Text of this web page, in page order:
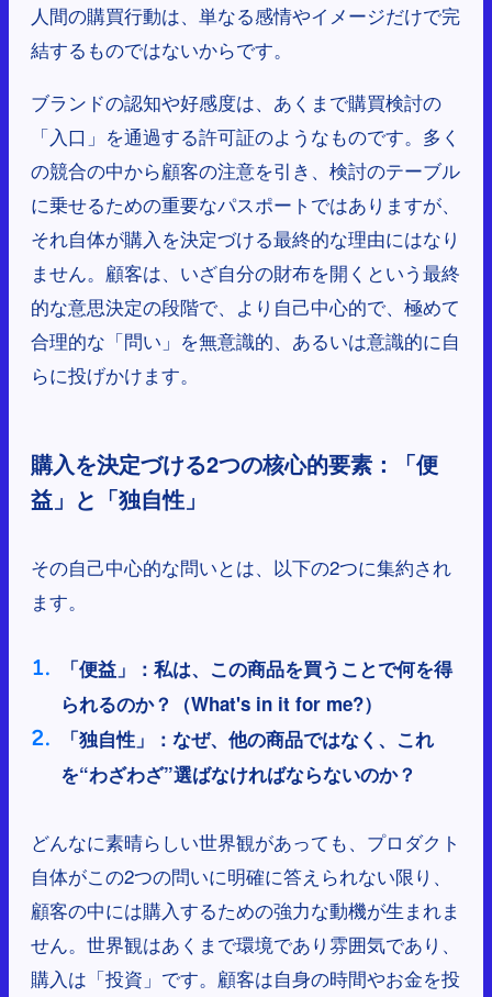
人間の購買行動は、単なる感情やイメージだけで完
結するものではないからです。
ブランドの認知や好感度は、あくまで購買検討の
「入口」を通過する許可証のようなものです。多く
の競合の中から顧客の注意を引き、検討のテーブル
に乗せるための重要なパスポートではありますが、
それ自体が購入を決定づける最終的な理由にはなり
ません。顧客は、いざ自分の財布を開くという最終
的な意思決定の段階で、より自己中心的で、極めて
合理的な「問い」を無意識的、あるいは意識的に自
らに投げかけます。
購入を決定づける2つの核心的要素：「便
益」と「独自性」
その自己中心的な問いとは、以下の2つに集約され
ます。
「便益」：私は、この商品を買うことで何を得
られるのか？（What's in it for me?）
「独自性」：なぜ、他の商品ではなく、これ
を“わざわざ”選ばなければならないのか？
どんなに素晴らしい世界観があっても、プロダクト
自体がこの2つの問いに明確に答えられない限り、
顧客の中には購入するための強力な動機が生まれま
せん。世界観はあくまで環境であり雰囲気であり、
購入は「投資」です。顧客は自身の時間やお金を投